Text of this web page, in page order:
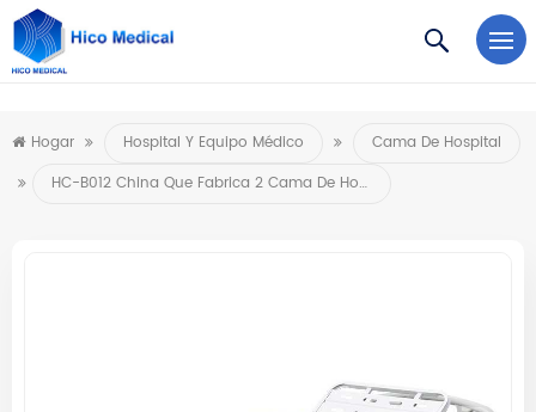
https://www.microsoft.com/en-us/microsoft-teams/log-in
Hogar Hospital Y Equipo Médico
Cama De Hospital
HC-B012 China Que Fabrica 2 Cama De Hospital Manual De La Función De La Manivela 2 Para La Clínica Y El Hospital